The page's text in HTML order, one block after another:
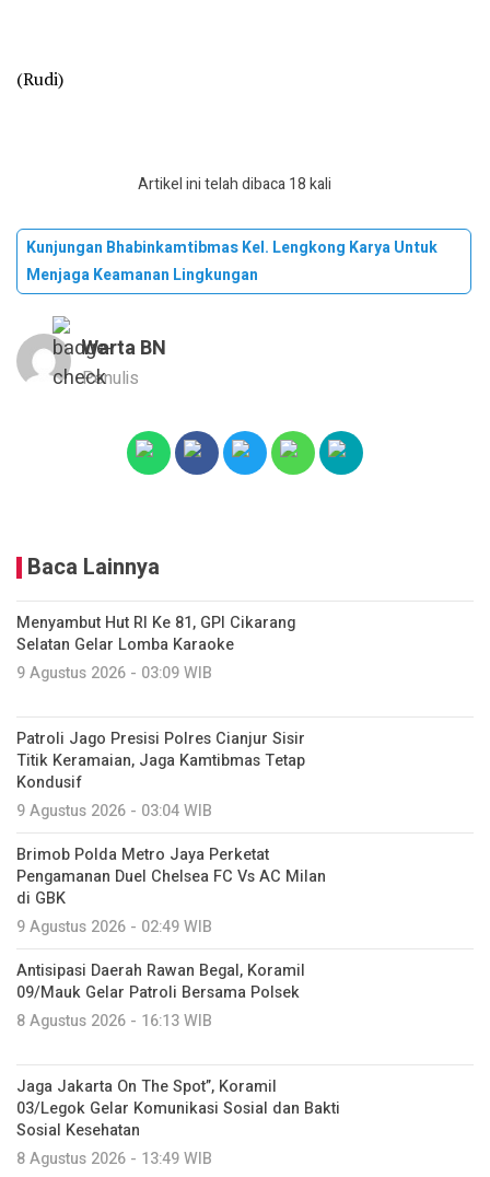
(Rudi)
Artikel ini telah dibaca 18 kali
Kunjungan Bhabinkamtibmas Kel. Lengkong Karya Untuk
Menjaga Keamanan Lingkungan
Warta BN
Penulis
Baca Lainnya
Menyambut Hut RI Ke 81, GPI Cikarang
Selatan Gelar Lomba Karaoke
9 Agustus 2026 - 03:09 WIB
Patroli Jago Presisi Polres Cianjur Sisir
Titik Keramaian, Jaga Kamtibmas Tetap
Kondusif
9 Agustus 2026 - 03:04 WIB
Brimob Polda Metro Jaya Perketat
Pengamanan Duel Chelsea FC Vs AC Milan
di GBK
9 Agustus 2026 - 02:49 WIB
Antisipasi Daerah Rawan Begal, Koramil
09/Mauk Gelar Patroli Bersama Polsek
8 Agustus 2026 - 16:13 WIB
Jaga Jakarta On The Spot”, Koramil
03/Legok Gelar Komunikasi Sosial dan Bakti
Sosial Kesehatan
8 Agustus 2026 - 13:49 WIB